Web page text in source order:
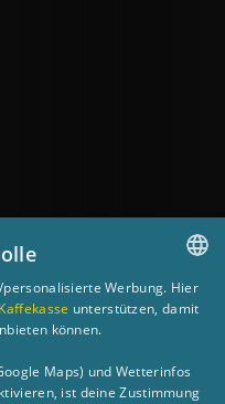
GERMAN
Werbung. Hier
unterstützen, damit
können.
Maps) und Wetterinfos
ist deine Zustimmung